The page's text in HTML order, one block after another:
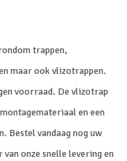
trappen,
maar ook vlizotrappen.
voorraad. De vlizotrap
en een
Bestel vandaag nog uw
onze snelle levering en